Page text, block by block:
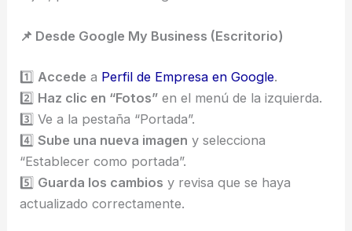
📌 Desde Google My Business (Escritorio)
1️⃣ Accede a Perfil de Empresa en Google.
2️⃣ Haz clic en “Fotos” en el menú de la izquierda.
3️⃣ Ve a la pestaña “Portada”.
4️⃣Sube una nueva imagen y selecciona
“Establecer como portada”.
5️⃣ Guarda los cambios y revisa que se haya
actualizado correctamente.